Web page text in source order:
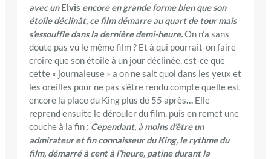
avec unElvis encore en grande forme bien que son
étoile déclinât, ce film démarre au quart de tour mais
s’essouffle dans la dernière demi-heure.On n’a sans
doute pas vu le même film ? Et à qui pourrait-on faire
croire que son étoile à un jour déclinée, est-ce que
cette « journaleuse » a on ne sait quoi dans les yeux et
les oreilles pour ne pas s’être rendu compte quelle est
encore la place du King plus de 55 après… Elle
reprend ensuite le dérouler du film, puis en remet une
couche à la fin : Cependant, à moins d’être un
admirateur et fin connaisseur du King, le rythme du
film, démarré à cent à l’heure, patine durant la